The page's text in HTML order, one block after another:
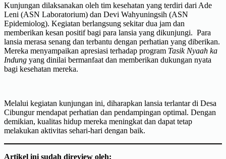
Kunjungan dilaksanakan oleh tim kesehatan yang terdiri dari Ade
Leni (ASN Laboratorium) dan Devi Wahyuningsih (ASN
Epidemiolog). Kegiatan berlangsung sekitar dua jam dan
memberikan kesan positif bagi para lansia yang dikunjungi. Para
lansia merasa senang dan terbantu dengan perhatian yang diberikan.
Mereka menyampaikan apresiasi terhadap program Tasik Nyaah ka
Indung yang dinilai bermanfaat dan memberikan dukungan nyata
bagi kesehatan mereka.
Melalui kegiatan kunjungan ini, diharapkan lansia terlantar di Desa
Cibungur mendapat perhatian dan pendampingan optimal. Dengan
demikian, kualitas hidup mereka meningkat dan dapat tetap
melakukan aktivitas sehari-hari dengan baik.
Artikel ini sudah direview oleh: